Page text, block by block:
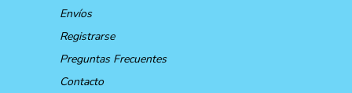
Envíos
Registrarse
Preguntas Frecuentes
Contacto